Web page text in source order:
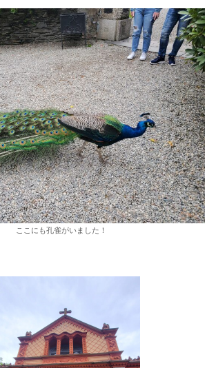
ここにも孔雀がいました！